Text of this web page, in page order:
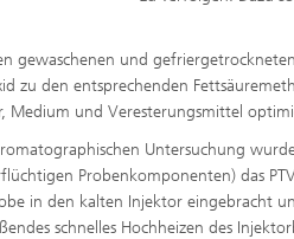
gewaschenen und
zu den entsprechenden
Medium und Veresterungsmittel
Untersuchung
Probenkomponenten) das
in den kalten Injektor eingebracht
schnelles Hochheizen des